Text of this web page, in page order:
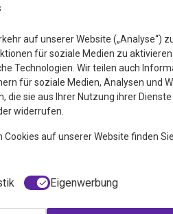
auf unserer Website („Analyse“)
für soziale Medien zu
Technologien. Wir teilen auch
für soziale Medien, Analysen und
sie aus Ihrer Nutzung ihrer
widerrufen.
auf unserer Website finden
Eigenwerbung